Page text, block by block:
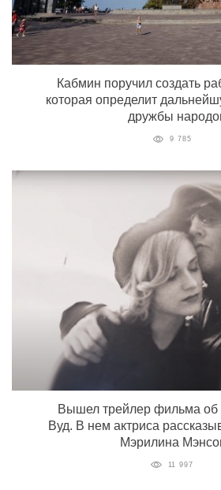
Кабмин поручил создать
которая определит
дружбы
9 785
Вышел трейлер фильма об
Вуд. В нем актриса
Мэрилина
11 997